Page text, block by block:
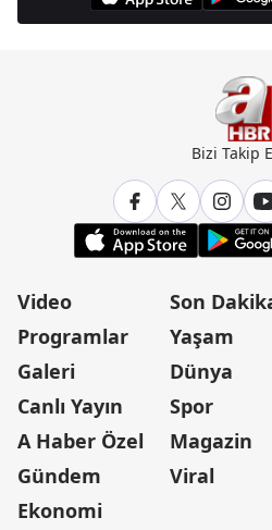
Bizi Takip
Video
Programlar
Galeri
Canlı Yayın
A Haber Özel
Gündem
Ekonomi
Son
Yaşam
Dünya
Spor
Magazin
Viral